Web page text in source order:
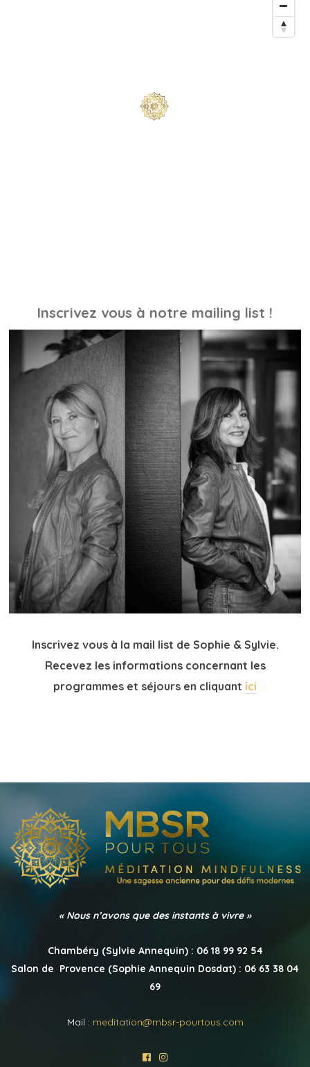
Inscrivez vous à notre mailing list !
Inscrivez vous à la mail list de Sophie & Sylvie.
Recevez les informations concernant les
programmes et séjours en cliquant ici
« Nous n’avons que des instants à vivre »
Chambéry (Sylvie Annequin) : 06 18 99 92 54
Salon de Provence (Sophie Annequin Dosdat) : 06 63 38 04
69
Mail : meditation@mbsr-pourtous.com